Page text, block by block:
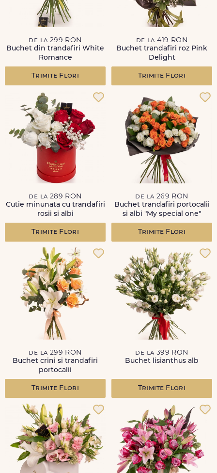
de la 299 RON
Buchet din trandafiri White
Romance
Trimite Flori
de la 419 RON
Buchet trandafiri roz Pink
Delight
Trimite Flori
de la 289 RON
Cutie minunata cu trandafiri
rosii si albi
Trimite Flori
de la 269 RON
Buchet trandafiri portocalii
si albi "My special one"
Trimite Flori
de la 299 RON
Buchet crini si trandafiri
portocalii
Trimite Flori
de la 399 RON
Buchet lisianthus alb
Trimite Flori